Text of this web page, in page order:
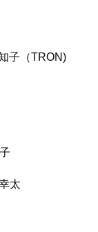
子（TRON)
太